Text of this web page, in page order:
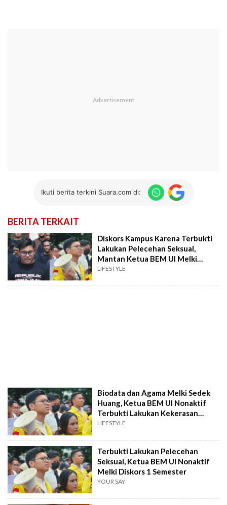
Ikuti berita terkini Suara.com di:
BERITA TERKAIT
Diskors Kampus Karena Terbukti
Lakukan Pelecehan Seksual,
Mantan Ketua BEM UI Melki
Sedek Semester Berapa?
LIFESTYLE
Biodata dan Agama Melki Sedek
Huang, Ketua BEM UI Nonaktif
Terbukti Lakukan Kekerasan
Seksual
LIFESTYLE
Terbukti Lakukan Pelecehan
Seksual, Ketua BEM UI Nonaktif
Melki Diskors 1 Semester
YOUR SAY